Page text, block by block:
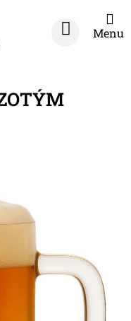
NÁKUPNÍ